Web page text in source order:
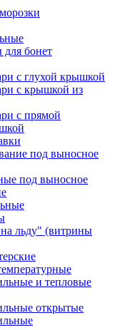
для бонет
с глухой крышкой
с крышкой из
с прямой
под выносное
под выносное
льду" (витрины
и тепловые
открытые